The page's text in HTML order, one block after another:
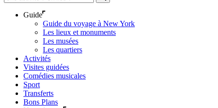
Guide
Guide du voyage à New York
Les lieux et monuments
Les musées
Les quartiers
Activités
Visites guidées
Comédies musicales
Sport
Transferts
Bons Plans